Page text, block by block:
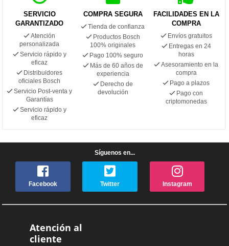
SERVICIO
GARANTIZADO
Atención
personalizada
Servicio rápido y
eficaz
Distribuidores
oficiales Bosch
Servicio Post-venta y
Garantías
Servicio rápido y
eficaz
COMPRA SEGURA
Tienda de confianza
Productos Bosch
100% originales
Pago 100% seguro
Más de 60 años de
experiencia
Derecho de
devolución
FACILIDADES EN LA
COMPRA
Envíos gratuitos
Entregas en 24
horas
Asesoramiento en la
compra
Pago a plazos
Pago con
criptomonedas
Síguenos en...
Facebook Twitter Instagram
Atención al
cliente